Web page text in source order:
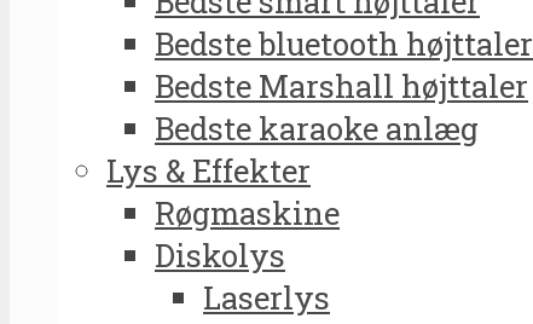
Bedste bluetooth højttaler
Bedste Marshall højttaler
Bedste karaoke anlæg
Lys & Effekter
Røgmaskine
Diskolys
Laserlys